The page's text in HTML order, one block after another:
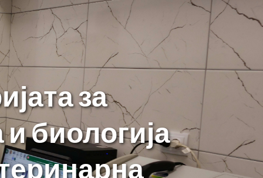
за
биологија